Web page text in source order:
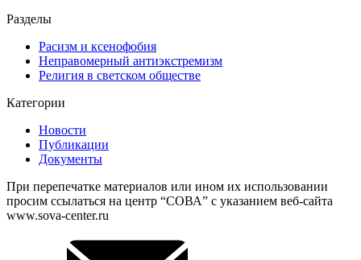
Разделы
Расизм и ксенофобия
Неправомерный антиэкстремизм
Религия в светском обществе
Категории
Новости
Публикации
Документы
При перепечатке материалов или ином их использовании
просим ссылаться на центр “СОВА” с указанием веб-сайта
www.sova-center.ru